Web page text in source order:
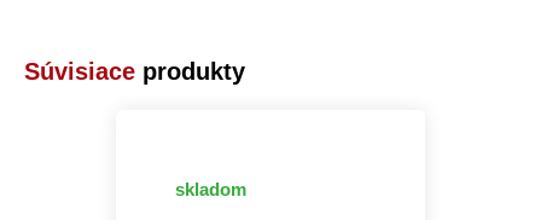
Súvisiace produkty
skladom